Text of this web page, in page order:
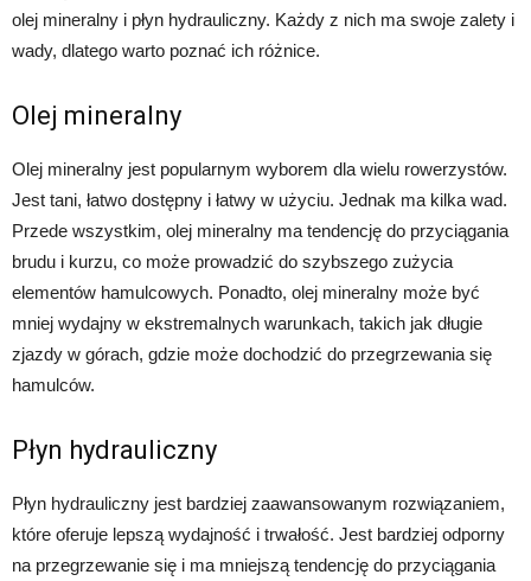
olej mineralny i płyn hydrauliczny. Każdy z nich ma swoje zalety i
wady, dlatego warto poznać ich różnice.
Olej mineralny
Olej mineralny jest popularnym wyborem dla wielu rowerzystów.
Jest tani, łatwo dostępny i łatwy w użyciu. Jednak ma kilka wad.
Przede wszystkim, olej mineralny ma tendencję do przyciągania
brudu i kurzu, co może prowadzić do szybszego zużycia
elementów hamulcowych. Ponadto, olej mineralny może być
mniej wydajny w ekstremalnych warunkach, takich jak długie
zjazdy w górach, gdzie może dochodzić do przegrzewania się
hamulców.
Płyn hydrauliczny
Płyn hydrauliczny jest bardziej zaawansowanym rozwiązaniem,
które oferuje lepszą wydajność i trwałość. Jest bardziej odporny
na przegrzewanie się i ma mniejszą tendencję do przyciągania